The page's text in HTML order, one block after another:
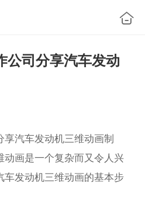
公司分享汽车发动
享汽车发动机三维动画制
动画是一个复杂而又令人兴
车发动机三维动画的基本步